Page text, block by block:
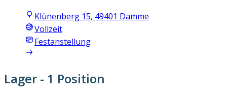
Klünenberg 15, 49401 Damme
Vollzeit
Festanstellung
Lager - 1 Position